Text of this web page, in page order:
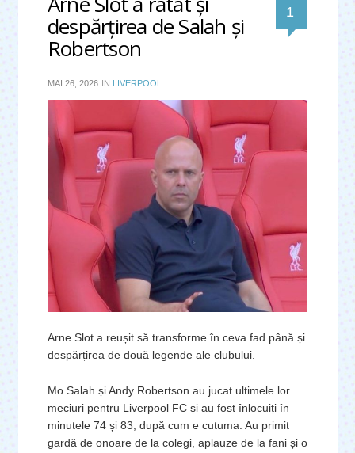
despărţirea de Salah şi
Robertson
1
MAI 26, 2026 IN LIVERPOOL
Arne Slot a reușit să transforme în ceva fad până și
despărțirea de două legende ale clubului.
Mo Salah și Andy Robertson au jucat ultimele lor
meciuri pentru Liverpool FC și au fost înlocuiți în
minutele 74 și 83, după cum e cutuma. Au primit
gardă de onoare de la colegi, aplauze de la fani și o